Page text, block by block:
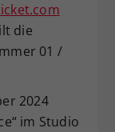
die
01 /
2024
im Studio